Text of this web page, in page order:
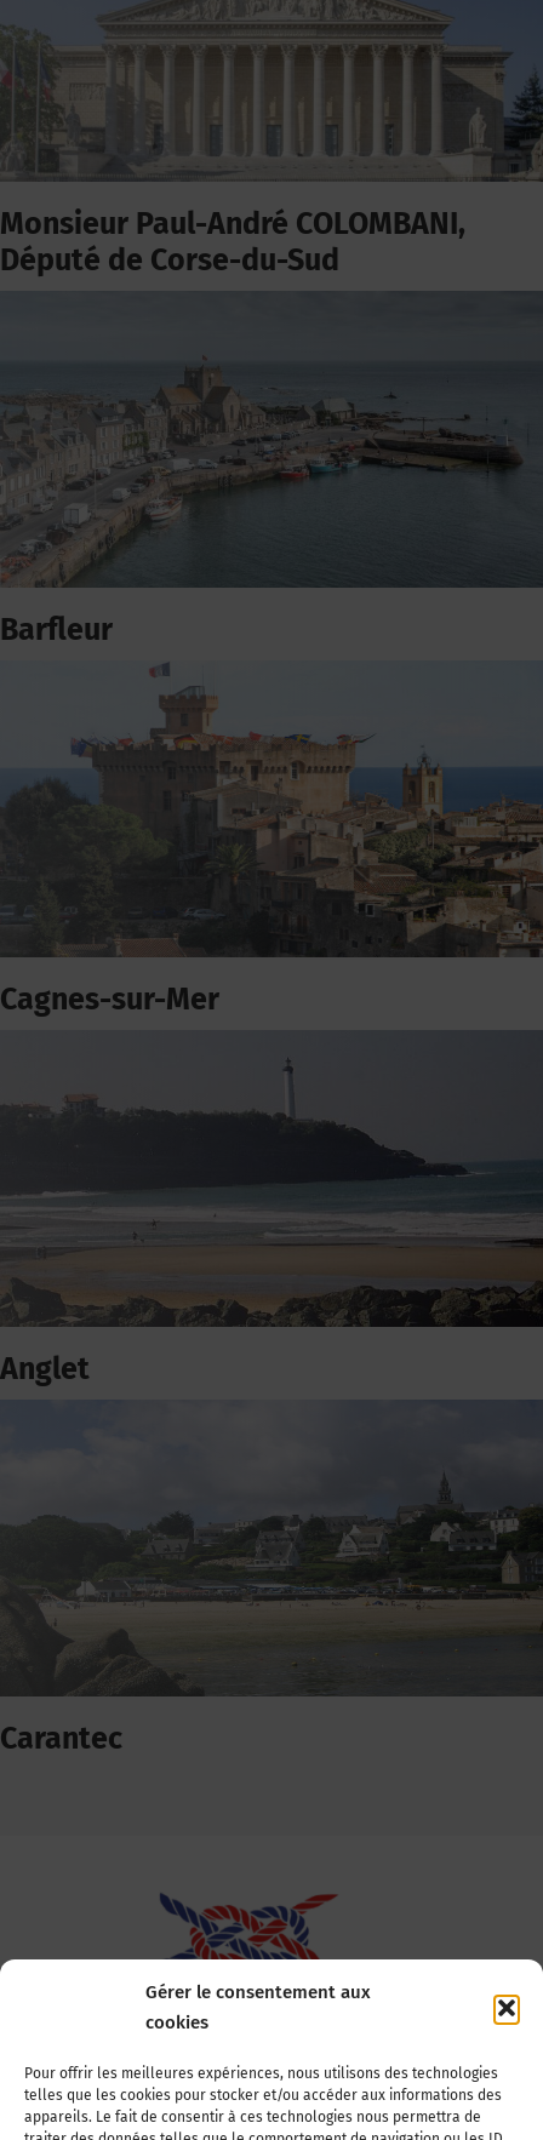
Gérer le consentement aux
cookies
Pour offrir les meilleures expériences, nous utilisons des technologies
telles que les cookies pour stocker et/ou accéder aux informations des
appareils. Le fait de consentir à ces technologies nous permettra de
Monsieur Paul-André COLOMBANI,
Député de Corse-du-Sud
Barfleur
Cagnes-sur-Mer
Anglet
Carantec
Association Nationale des Elus des Littoraux
22, boulevard de la Tour-Maubourg
75007 Paris